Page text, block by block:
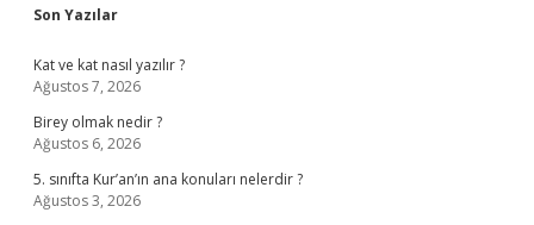
Sidebar
Son Yazılar
Kat ve kat nasıl yazılır ?
Ağustos 7, 2026
Birey olmak nedir ?
Ağustos 6, 2026
5. sınıfta Kur’an’ın ana konuları nelerdir ?
Ağustos 3, 2026